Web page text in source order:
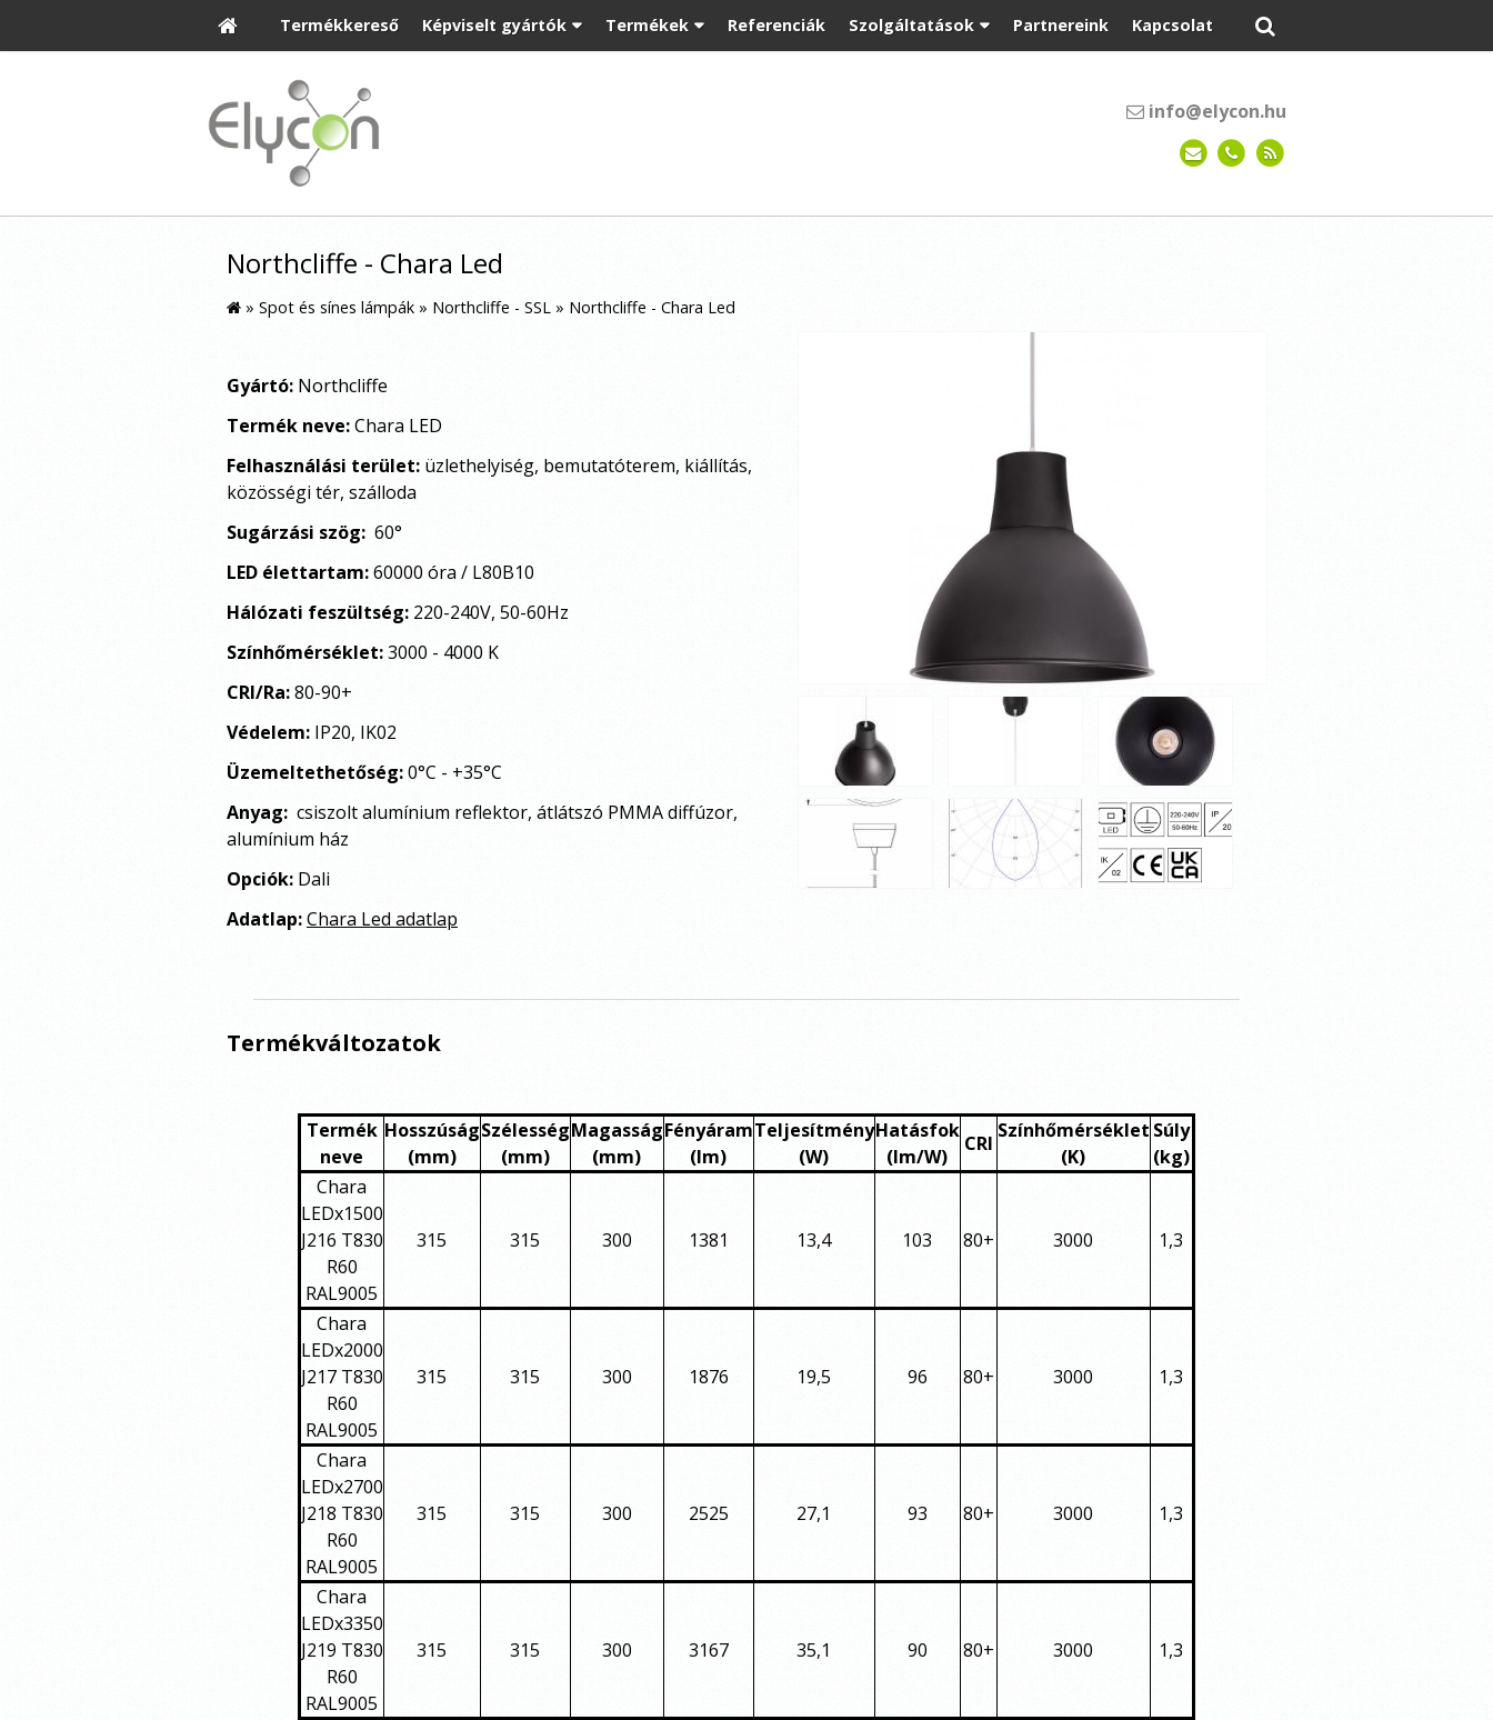
Termékkereső Képviselt gyártók Termékek Referenciák Szolgáltatások Partnereink Kapcsolat
info@elycon.hu
Northcliffe - Chara Led
» Spot és sínes lámpák » Northcliffe - SSL » Northcliffe - Chara Led
Gyártó: Northcliffe
Termék neve:Chara LED
Felhasználási terület: üzlethelyiség, bemutatóterem, kiállítás,
közösségi tér, szálloda
Sugárzási szög: 60°
LED élettartam:60000 óra / L80B10
Hálózati feszültség: 220-240V, 50-60Hz
Színhőmérséklet:3000 - 4000 K
CRI/Ra:80-90+
Védelem: IP20, IK02
Üzemeltethetőség:0°C - +35°C
Anyag: csiszolt alumínium reflektor, átlátszó PMMA diffúzor,
alumínium ház
Opciók: Dali
Adatlap:Chara Led adatlap
Termékváltozatok
Termék
neve
Hosszúság
(mm)
Szélesség
(mm)
Magasság
(mm)
Fényáram
(lm)
Teljesítmény
(W)
Hatásfok
(lm/W)
CRI
Színhőmérséklet
(K)
Súly
(kg)
Chara
LEDx1500
J216 T830
R60
RAL9005
315 315 300 1381 13,4 103 80+ 3000 1,3
Chara
LEDx2000
J217 T830
R60
RAL9005
315 315 300 1876 19,5 96 80+ 3000 1,3
Chara
LEDx2700
J218 T830
R60
RAL9005
315 315 300 2525 27,1 93 80+ 3000 1,3
Chara
LEDx3350
J219 T830
R60
RAL9005
315 315 300 3167 35,1 90 80+ 3000 1,3